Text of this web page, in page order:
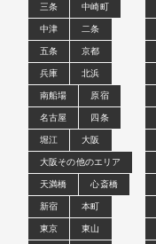
三条
中崎町
中津
二条
五条
京都
兵庫
北浜
南船場
原宿
名古屋
四条
堀江
大阪
大阪その他のエリア
天満橋
心斎橋
新宿
本町
東京
東山